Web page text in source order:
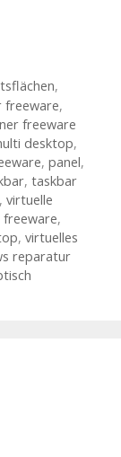
,
freeware,
freeware
desktop,
, panel,
, taskbar
, virtuelle
,
, virtuelles
reparatur